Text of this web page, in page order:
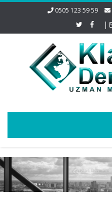
0505 123 59 59
|